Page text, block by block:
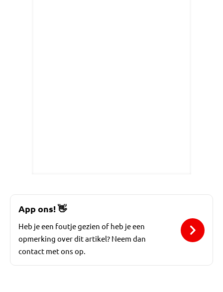
App ons!👋
Heb je een foutje gezien of heb je een
opmerking over dit artikel? Neem dan
contact met ons op.